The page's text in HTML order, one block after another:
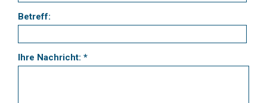
Betreff:
Ihre Nachricht: *